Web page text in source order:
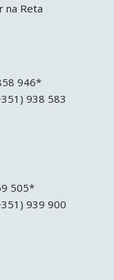
na Reta
946*
938 583
505*
939 900